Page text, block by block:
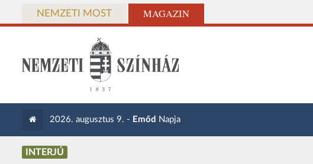
NEMZETI MOST MAGAZIN
2026. augusztus 9. - Emőd Napja
INTERJÚ